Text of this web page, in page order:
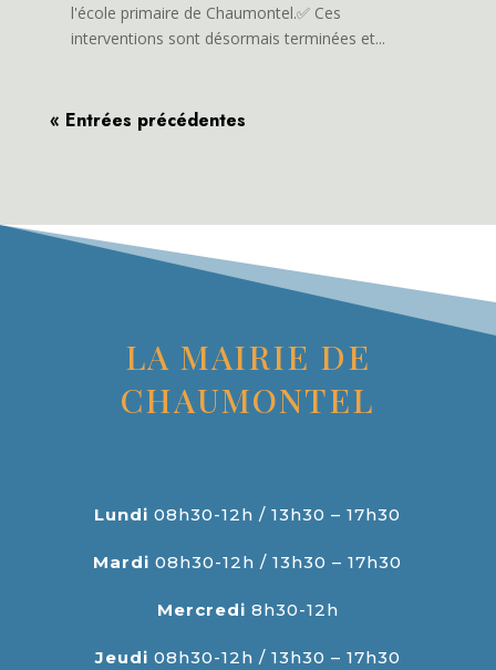
l'école primaire de Chaumontel.✅ Ces
interventions sont désormais terminées et...
« Entrées précédentes
LA MAIRIE DE
CHAUMONTEL
Lundi 08h30-12h / 13h30 – 17h30
Mardi08h30-12h / 13h30 – 17h30
Mercredi 8h30-12h
Jeudi 08h30-12h / 13h30 – 17h30